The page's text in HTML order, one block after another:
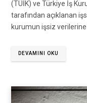
(TÜİK) ve Türkiye İş
tarafından açıklanan
kurumun işsiz verilerine
DEVAMINI OKU